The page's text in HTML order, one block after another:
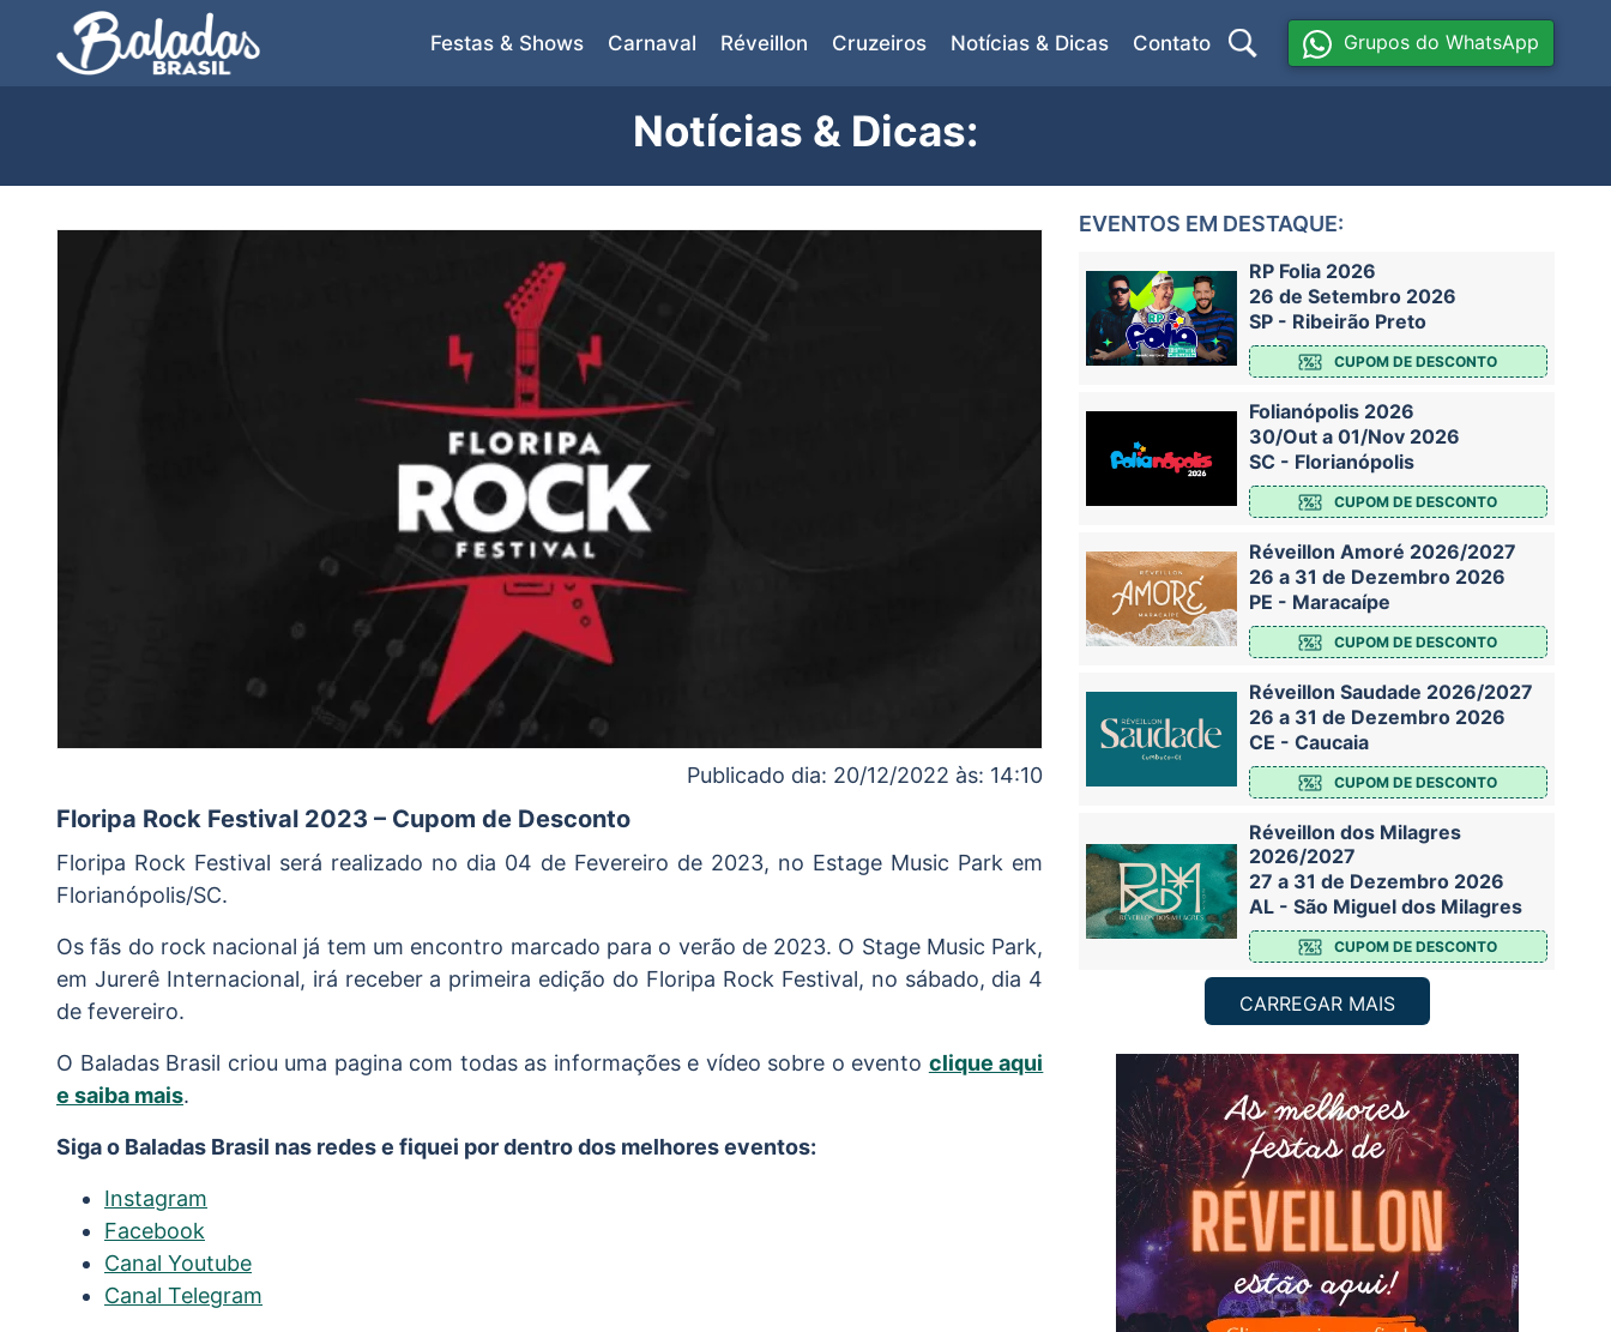
Festas & Shows Carnaval Réveillon Cruzeiros Notícias & Dicas Contato Grupos do WhatsApp
Notícias & Dicas:
Publicado dia: 20/12/2022 às: 14:10
Floripa Rock Festival 2023 – Cupom de Desconto
Floripa Rock Festival será realizado no dia 04 de Fevereiro de 2023, no Estage Music Park em
Florianópolis/SC.
Os fãs do rock nacional já tem um encontro marcado para o verão de 2023. O Stage Music Park,
em Jurerê Internacional, irá receber a primeira edição do Floripa Rock Festival, no sábado, dia 4
de fevereiro.
O Baladas Brasil criou uma pagina com todas as informações e vídeo sobre o evento clique aqui
e saiba mais.
Siga o Baladas Brasil nas redes e fiquei por dentro dos melhores eventos:
Instagram
Facebook
Canal Youtube
Canal Telegram
EVENTOS EM DESTAQUE:
RP Folia 2026
26 de Setembro 2026
SP - Ribeirão Preto
CUPOM DE DESCONTO
Folianópolis 2026
30/Out a 01/Nov 2026
SC - Florianópolis
CUPOM DE DESCONTO
Réveillon Amoré 2026/2027
26 a 31 de Dezembro 2026
PE - Maracaípe
CUPOM DE DESCONTO
Réveillon Saudade 2026/2027
26 a 31 de Dezembro 2026
CE - Caucaia
CUPOM DE DESCONTO
Réveillon dos Milagres
2026/2027
27 a 31 de Dezembro 2026
AL - São Miguel dos Milagres
CUPOM DE DESCONTO
CARREGAR MAIS